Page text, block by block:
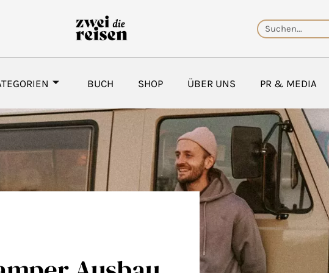
Suche
BUCH SHOP ÜBER UNS PR & MEDIA